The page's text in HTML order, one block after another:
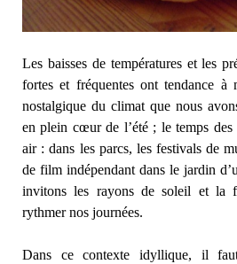
Les baisses de températures et les
fortes et fréquentes ont tendance à
nostalgique du climat que nous
en plein cœur de l’été ; le temps des
air : dans les parcs, les festivals de
de film indépendant dans le jardin
invitons les rayons de soleil et la
rythmer nos journées.
Dans ce contexte idyllique, il